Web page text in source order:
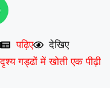
पढ़िए
देखिए
गड्ढों में खोती एक पीढ़ी